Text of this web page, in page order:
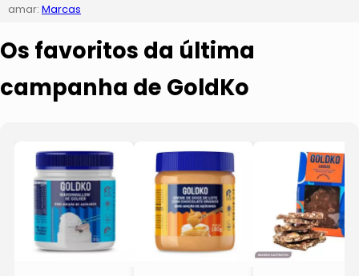
amar: Marcas
Os favoritos da última
campanha de GoldKo